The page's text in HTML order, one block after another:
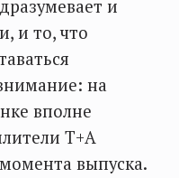
и
и то, что
на
вполне
T+A
выпуска.